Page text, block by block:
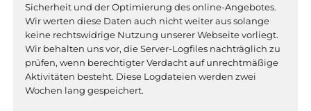
Sicherheit und der Optimierung des online-Angebotes.
Wir werten diese Daten auch nicht weiter aus solange
keine rechtswidrige Nutzung unserer Webseite vorliegt.
Wir behalten uns vor, die Server-Logfiles nachträglich zu
prüfen, wenn berechtigter Verdacht auf unrechtmäßige
Aktivitäten besteht. Diese Logdateien werden zwei
Wochen lang gespeichert.